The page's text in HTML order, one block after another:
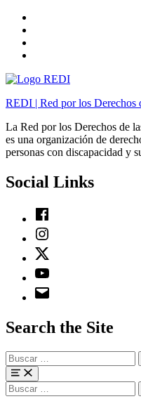
sidebar
REDI | Red por los Derechos
La Red por los Derechos de
es una organización de
personas con discapacidad y
Social Links
Facebook
Instagram
Twitter
Youtube
Email
Search the Site
Buscar
para:
Menu
Buscar
para: